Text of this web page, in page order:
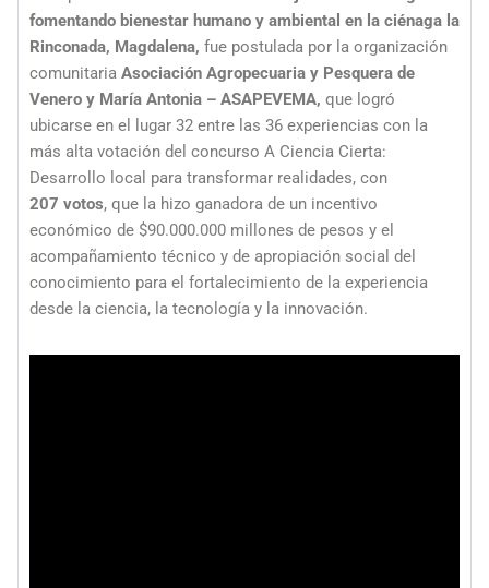
fomentando bienestar humano y ambiental en la ciénaga la
Rinconada, Magdalena, fue postulada por la organización
comunitaria Asociación Agropecuaria y Pesquera de
Venero y María Antonia – ASAPEVEMA, que logró
ubicarse en el lugar 32 entre las 36 experiencias con la
más alta votación del concurso A Ciencia Cierta:
Desarrollo local para transformar realidades, con
207 votos, que la hizo ganadora de un incentivo
económico de $90.000.000 millones de pesos y el
acompañamiento técnico y de apropiación social del
conocimiento para el fortalecimiento de la experiencia
desde la ciencia, la tecnología y la innovación.